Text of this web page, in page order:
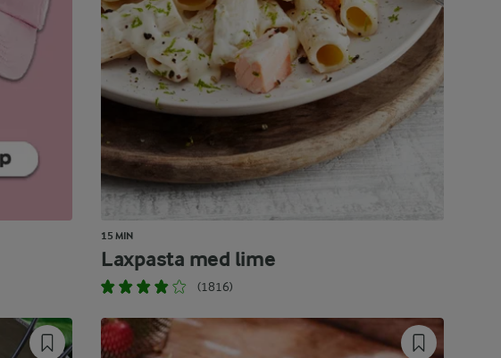
15 MIN
Laxpasta med lime
(1816)